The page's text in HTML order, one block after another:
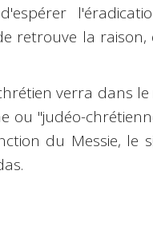
retrouve la raison,
verra dans
ou "judéo-
du Messie, le